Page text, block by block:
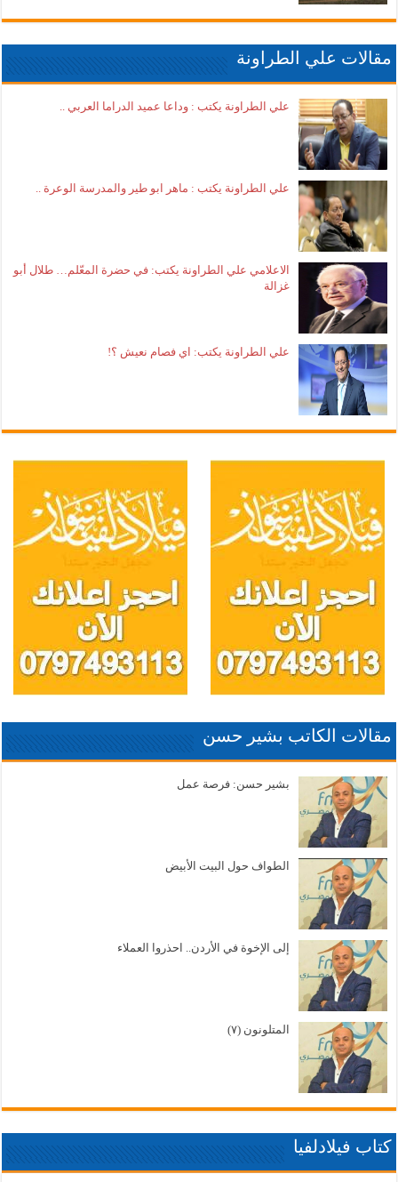
مقالات علي الطراونة
علي الطراونة يكتب : وداعا عميد الدراما العربي ..
علي الطراونة يكتب : ماهر ابو طير والمدرسة الوعرة ..
الاعلامي علي الطراونة يكتب: في حضرة المعّلم… طلال أبو
غزالة
علي الطراونة يكتب: اي فصام نعيش ؟!
مقالات الكاتب بشير حسن
بشير حسن: فرصة عمل
الطواف حول البيت الأبيض
إلى الإخوة في الأردن.. احذروا العملاء
المتلونون (٧)
كتاب فيلادلفيا